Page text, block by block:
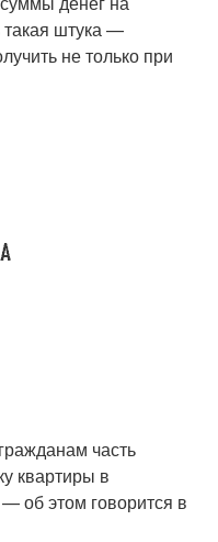
такая штука —
не только при
часть
квартиры в
об этом говорится в